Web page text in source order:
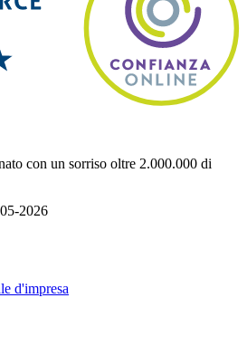
con un sorriso oltre 2.000.000 di
2026
d'impresa